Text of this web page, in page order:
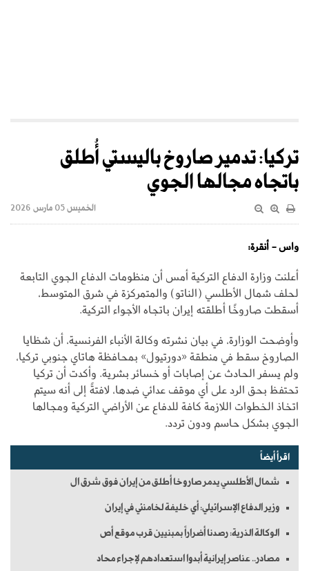
تركيا: تدمير صاروخ باليستي أُطلق
باتجاه مجالها الجوي
الخميس 05 مارس 2026
واس - أنقرة:
أعلنت وزارة الدفاع التركية أمس أن منظومات الدفاع الجوي التابعة
لحلف شمال الأطلسي (الناتو) والمتمركزة في شرق المتوسط،
أسقطت صاروخًا أطلقته إيران باتجاه الأجواء التركية.
وأوضحت الوزارة، في بيان نشرته وكالة الأنباء الفرنسية، أن شظايا
الصاروخ سقط في منطقة «دورتيول» بمحافظة هاتاي جنوبي تركيا،
ولم يسفر الحادث عن إصابات أو خسائر بشرية. وأكدت أن تركيا
تحتفظ بحق الرد على أي موقف عدائي ضدها، لافتةً إلى أنه سيتم
اتخاذ الخطوات اللازمة كافة للدفاع عن الأراضي التركية ومجالها
الجوي بشكل حاسم ودون تردد.
اقرأ أيضاً
شمال الأطلسي يدمر صاروخا أطلق من إيران فوق شرق ال
وزير الدفاع الإسرائيلي: أي خليفة لخامنئي في إيران
الوكالة الذرية: رصدنا أضراراً بمبنيين قرب موقع أص
مصادر.. عناصر إيرانية أبدوا استعدادهم لإجراء محاد